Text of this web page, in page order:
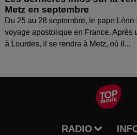
Metz en septembre
Du 25 au 28 septembre, le pape
voyage apostolique en France. Après
à Lourdes, il se rendra à Metz, où il...
RADIO